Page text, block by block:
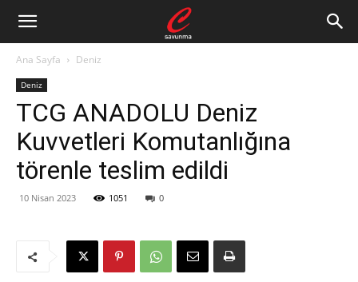
Ana Sayfa Deniz
Deniz
TCG ANADOLU Deniz
Kuvvetleri Komutanlığına
törenle teslim edildi
10 Nisan 2023 1051 0